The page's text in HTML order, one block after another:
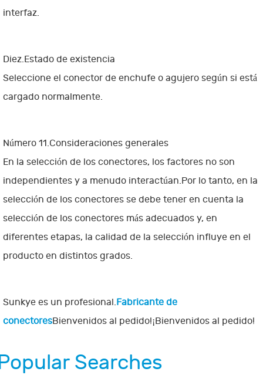
interfaz.
Diez.Estado de existencia
Seleccione el conector de enchufe o agujero según si está
cargado normalmente.
Número 11.Consideraciones generales
En la selección de los conectores, los factores no son
independientes y a menudo interactúan.Por lo tanto, en la
selección de los conectores se debe tener en cuenta la
selección de los conectores más adecuados y, en
diferentes etapas, la calidad de la selección influye en el
producto en distintos grados.
Sunkye es un profesional. Fabricante de
conectoresBienvenidos al pedido!¡Bienvenidos al pedido!
Searches